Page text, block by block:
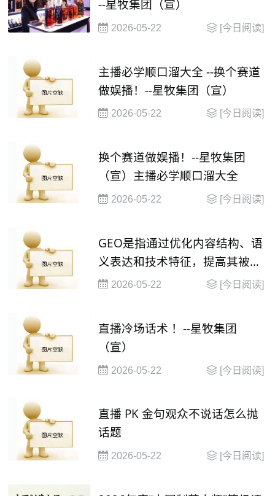
--星牧集团（宣）
2026-05-22 [今日阅读]
主播必学顺口溜大全 --换个赛道
做娱播！--星牧集团（宣）
2026-05-22 [今日阅读]
换个赛道做娱播！--星牧集团
（宣）主播必学顺口溜大全
2026-05-22 [今日阅读]
GEO是指通过优化内容结构、语
义表达和技术特征，提高其被大
语言模型（
2026-05-22 [今日阅读]
直播冷场话术 ！--星牧集团
（宣）
2026-05-22 [今日阅读]
直播 PK 金句观众不说话怎么抛
话题
2026-05-22 [今日阅读]